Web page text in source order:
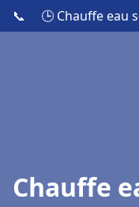
📞 🕒 Chauffe eau
Chauffe